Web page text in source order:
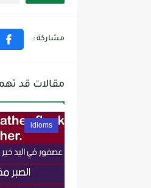
مقالات قد
idioms